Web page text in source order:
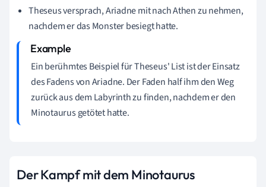
Theseus versprach, Ariadne mit nach Athen zu nehmen,
nachdem er das Monster besiegt hatte.
Ein berühmtes Beispiel für Theseus' List ist der Einsatz
des Fadens von Ariadne. Der Faden half ihm den Weg
zurück aus dem Labyrinth zu finden, nachdem er den
Minotaurus getötet hatte.
Der Kampf mit dem Minotaurus